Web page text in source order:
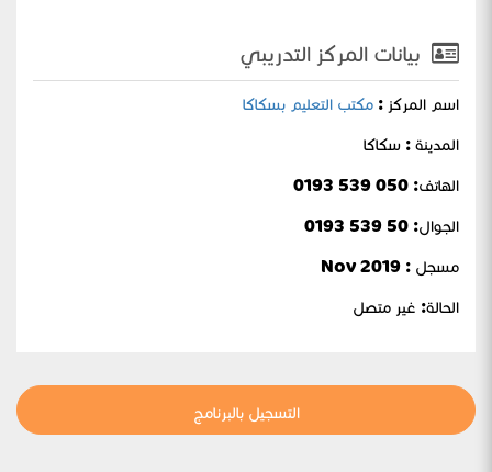
بيانات المركز التدريبي
اسم المركز : مكتب التعليم بسكاكا
المدينة : سكاكا
الهاتف: 050 539 0193
الجوال:
مسجل : Nov 2019
الحالة: غير متصل
التسجيل بالبرنامج